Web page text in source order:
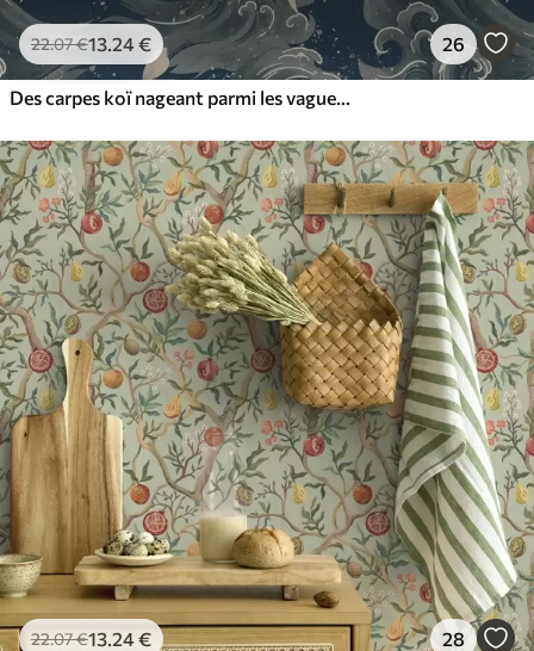
22.07€13.24€ 26
Des carpes koï nageant parmi les vagues spectaculaires de l'océan
22.07€13.24€ 28